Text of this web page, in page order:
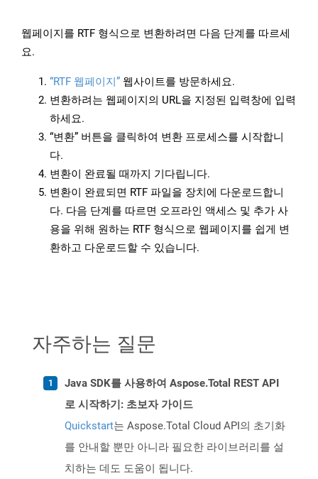
웹페이지를 RTF 형식으로 변환하려면 다음 단계를 따르세
요.
“RTF 웹페이지” 웹사이트를 방문하세요.
변환하려는 웹페이지의 URL을 지정된 입력창에 입력
하세요.
“변환” 버튼을 클릭하여 변환 프로세스를 시작합니
다.
변환이 완료될 때까지 기다립니다.
변환이 완료되면 RTF 파일을 장치에 다운로드합니
다. 다음 단계를 따르면 오프라인 액세스 및 추가 사
용을 위해 원하는 RTF 형식으로 웹페이지를 쉽게 변
환하고 다운로드할 수 있습니다.
자주하는 질문
Java SDK를 사용하여 Aspose.Total REST API
로 시작하기: 초보자 가이드
Quickstart는 Aspose.Total Cloud API의 초기화
를 안내할 뿐만 아니라 필요한 라이브러리를 설
치하는 데도 도움이 됩니다.